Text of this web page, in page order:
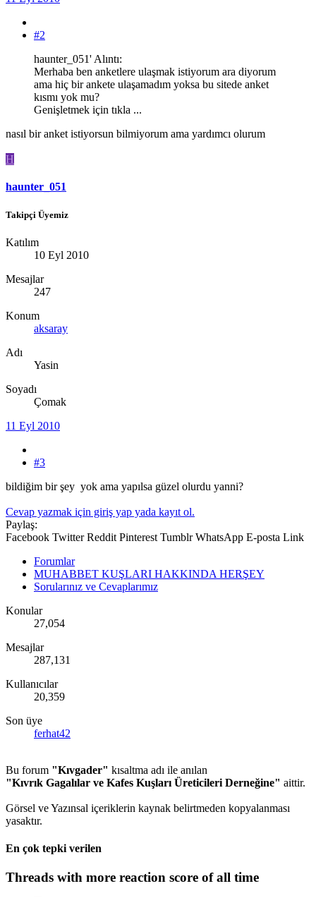
#2
haunter_051' Alıntı:
Merhaba ben anketlere ulaşmak istiyorum ara diyorum
ama hiç bir ankete ulaşamadım yoksa bu sitede anket
kısmı yok mu?
Genişletmek için tıkla ...
nasıl bir anket istiyorsun bilmiyorum ama yardımcı olurum
H
haunter_051
Takipçi Üyemiz
Katılım
10 Eyl 2010
Mesajlar
247
Konum
aksaray
Adı
Yasin
Soyadı
Çomak
11 Eyl 2010
#3
bildiğim bir şey yok ama yapılsa güzel olurdu yanni?
Cevap yazmak için giriş yap yada kayıt ol.
Paylaş:
Facebook Twitter Reddit Pinterest Tumblr WhatsApp E-posta Link
Forumlar
MUHABBET KUŞLARI HAKKINDA HERŞEY
Sorularınız ve Cevaplarımız
Konular
27,054
Mesajlar
287,131
Kullanıcılar
20,359
Son üye
ferhat42
Bu forum "Kıvgader" kısaltma adı ile anılan
"Kıvrık Gagalılar ve Kafes Kuşları Üreticileri Derneğine" aittir.
Görsel ve Yazınsal içeriklerin kaynak belirtmeden kopyalanması
yasaktır.
En çok tepki verilen
Threads with more reaction score of all time